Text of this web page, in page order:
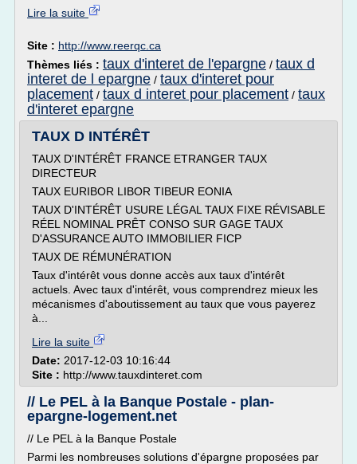
Lire la suite
Site : http://www.reerqc.ca
Thèmes liés : taux d'interet de l'epargne / taux d
interet de l epargne / taux d'interet pour
placement / taux d interet pour placement / taux
d'interet epargne
TAUX D INTÉRÊT
TAUX D'INTÉRÊT FRANCE ETRANGER TAUX
DIRECTEUR
TAUX EURIBOR LIBOR TIBEUR EONIA
TAUX D'INTÉRÊT USURE LÉGAL TAUX FIXE RÉVISABLE
RÉEL NOMINAL PRÊT CONSO SUR GAGE TAUX
D'ASSURANCE AUTO IMMOBILIER FICP
TAUX DE RÉMUNÉRATION
Taux d'intérêt vous donne accès aux taux d'intérêt
actuels. Avec taux d'intérêt, vous comprendrez mieux les
mécanismes d'aboutissement au taux que vous payerez
à...
Lire la suite
Date: 2017-12-03 10:16:44
Site : http://www.tauxdinteret.com
// Le PEL à la Banque Postale - plan-
epargne-logement.net
// Le PEL à la Banque Postale
Parmi les nombreuses solutions d'épargne proposées par